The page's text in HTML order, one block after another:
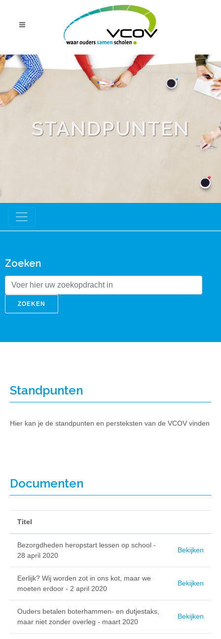
STANDPUNTEN
Zoeken
ZOEKEN
Standpunten
Hier kan je de standpunten en persteksten van de VCOV vinden
Documenten
Titel
Bezorgdheden heropstart lessen op school -
28 april 2020
Bekijken
Eerlijk? Wij worden zot in ons kot, maar we
moeten erdoor - 2 april 2020
Bekijken
Ouders betalen boterhammen- en dutjestaks,
maar niet zonder overleg - maart 2020
Bekijken